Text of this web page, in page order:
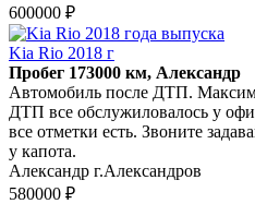
600000 ₽
Kia Rio 2018 г
Пробег 173000 км, Александр
Автомобиль после ДТП.
ДТП все обслужиловалось у
все отметки есть. Звоните
у капота.
Александр г.Александров
580000 ₽